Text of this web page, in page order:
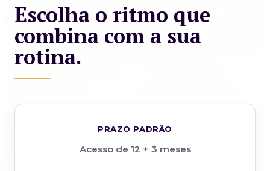
Escolha o ritmo que
combina com a sua
rotina.
PRAZO PADRÃO
Acesso de 12 + 3 meses